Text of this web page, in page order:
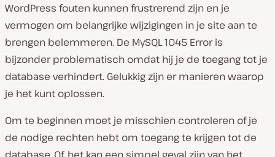
WordPress fouten kunnen frustrerend zijn en je
vermogen om belangrijke wijzigingen in je site aan te
brengen belemmeren. De MySQL 1045 Error is
bijzonder problematisch omdat hij je de toegang tot je
database verhindert. Gelukkig zijn er manieren waarop
je het kunt oplossen.
Om te beginnen moet je misschien controleren of je
de nodige rechten hebt om toegang te krijgen tot de
database. Of, het kan een simpel geval zijn van het